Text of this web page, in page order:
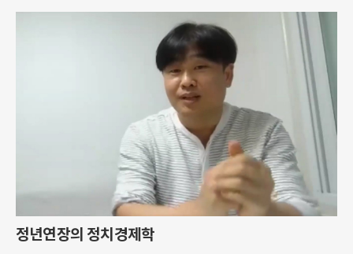
정년연장의 정치경제학